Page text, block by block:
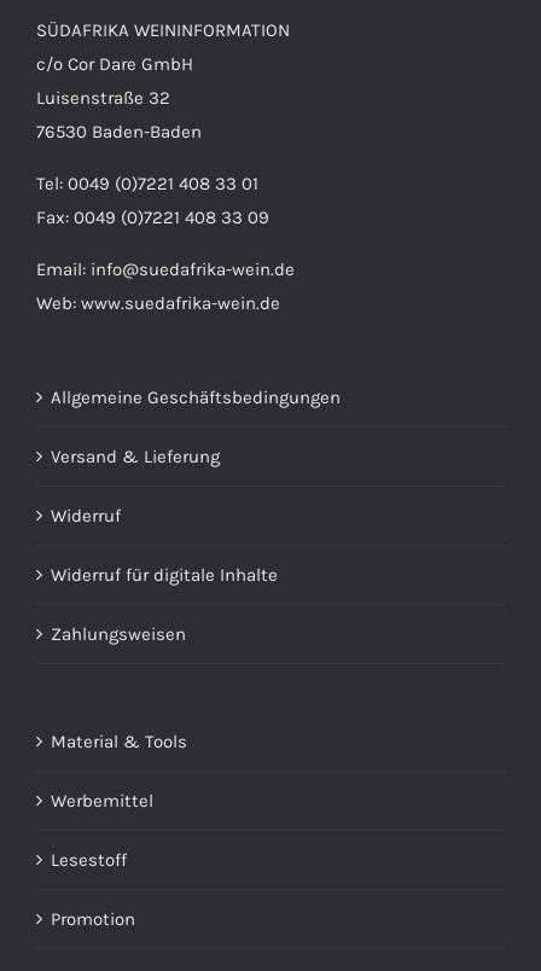
SÜDAFRIKA WEININFORMATION
c/o Cor Dare GmbH
Luisenstraße 32
76530 Baden-Baden
Tel: 0049 (0)7221 408 33 01
Fax: 0049 (0)7221 408 33 09
Email: info@suedafrika-wein.de
Web: www.suedafrika-wein.de
Allgemeine Geschäftsbedingungen
Versand & Lieferung
Widerruf
Widerruf für digitale Inhalte
Zahlungsweisen
Material & Tools
Werbemittel
Lesestoff
Promotion